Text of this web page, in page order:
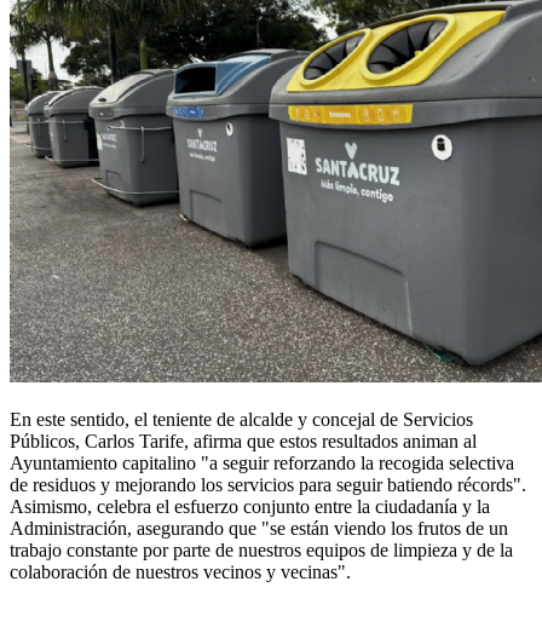
En este sentido, el teniente de alcalde y concejal de Servicios
Públicos, Carlos Tarife, afirma que estos resultados animan al
Ayuntamiento capitalino "a seguir reforzando la recogida selectiva
de residuos y mejorando los servicios para seguir batiendo récords".
Asimismo, celebra el esfuerzo conjunto entre la ciudadanía y la
Administración, asegurando que "se están viendo los frutos de un
trabajo constante por parte de nuestros equipos de limpieza y de la
colaboración de nuestros vecinos y vecinas".